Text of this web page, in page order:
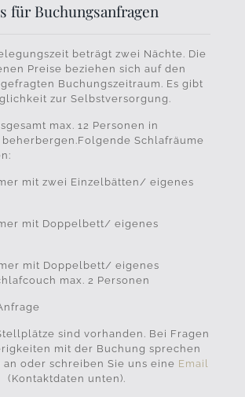
für Buchungsanfragen
beträgt zwei Nächte. Die
Preise beziehen sich auf den
Buchungszeitraum. Es gibt
zur Selbstversorgung.
max. 12 Personen in
Schlafräume
mit zwei Einzelbätten/ eigenes
mit Doppelbett/ eigenes
mit Doppelbett/ eigenes
max. 2 Personen
sind vorhanden. Bei Fragen
mit der Buchung sprechen
an oder schreiben Sie uns eine Email
(Kontaktdaten unten).